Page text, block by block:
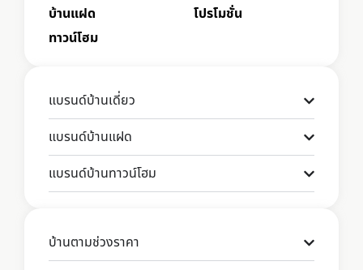
บ้านแฝด
ทาวน์โฮม
โปรโมชั่น
แบรนด์บ้านเดี่ยว
แบรนด์บ้านแฝด
แบรนด์บ้านทาวน์โฮม
บ้านตามช่วงราคา